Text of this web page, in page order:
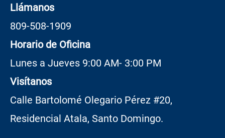
Llámanos
809-508-1909
Horario de Oficina
Lunes a Jueves 9:00 AM- 3:00 PM
Visítanos
Calle Bartolomé Olegario Pérez #20,
Residencial Atala, Santo Domingo.